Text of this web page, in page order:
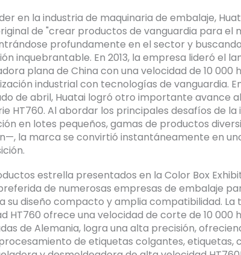
en la industria de maquinaria de embalaje,
de "crear productos de vanguardia para el
profundamente en el sector y
inquebrantable. En 2013, la empresa lideró el
plana de China con una velocidad de 10 000
industrial con tecnologías de vanguardia.
de abril, Huatai logró otro importante avance
HT760. Al abordar los principales desafíos de
en lotes pequeños, gamas de productos
la marca se convirtió instantáneamente en
estrella presentados en la Color Box
de numerosas empresas de embalaje
su diseño compacto y amplia compatibilidad.
HT760 ofrece una velocidad de corte de 10 000
de Alemania, logra una alta precisión,
de etiquetas colgantes, etiquetas,